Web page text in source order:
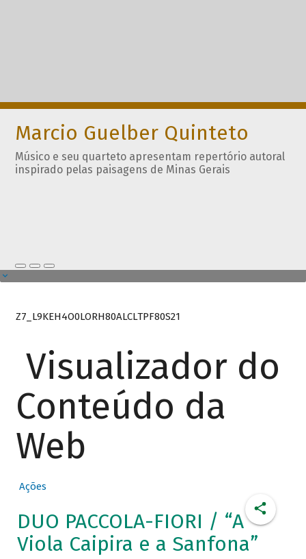
Marcio Guelber Quinteto
Músico e seu quarteto apresentam repertório autoral
inspirado pelas paisagens de Minas Gerais
Z7_L9KEH4O0LORH80ALCLTPF80S21
Visualizador do
Conteúdo da
Web
Ações
DUO PACCOLA-FIORI / “A
Viola Caipira e a Sanfona”